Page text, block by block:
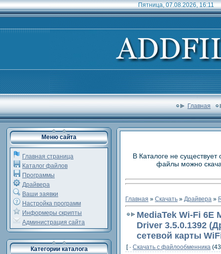
Пятница, 07.08.2026, 16:11
Главная
Меню сайта
Главная страница
Каталог файлов
Программы
Драйвера
Ваши заявки
Настройка программ
Информеры скрипты
Администрация сайта
Категории каталога
В Каталоге не
файлы можно
Главная » Скачать » Драйвера »
MediaTek Wi-Fi 6E
Driver 3.5.0.1392
сетевой карты
[ · Скачать c файлообменника